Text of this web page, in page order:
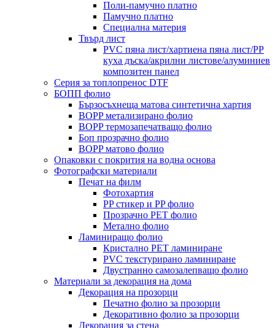
Поли-памучно платно
Памучно платно
Специална материя
Твърд лист
PVC пяна лист/хартиена пяна лист/PP
куха дъска/акрилни листове/алуминиев
композитен панел
Серия за топлопренос DTF
БОПП фолио
Бързосъхнеща матова синтетична хартия
BOPP метализирано фолио
BOPP термозапечатващо фолио
Боп прозрачно фолио
BOPP матово фолио
Опаковки с покрития на водна основа
Фотографски материали
Печат на филм
Фотохартия
PP стикер и PP фолио
Прозрачно PET фолио
Метално фолио
Ламиниращо фолио
Кристално PET ламиниране
PVC текстурирано ламиниране
Двустранно самозалепващо фолио
Материали за декорация на дома
Декорация на прозорци
Печатно фолио за прозорци
Декоративно фолио за прозорци
Декорация за стена